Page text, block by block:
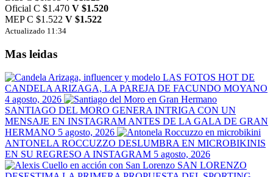
Oficial C $1.470 V $1.520
MEP C $1.522 V $1.522
Actualizado 11:34
Mas leidas
LAS FOTOS HOT DE
CANDELA ARIZAGA, LA PAREJA DE FACUNDO MOYANO
4 agosto, 2026
SANTIAGO DEL MORO GENERA INTRIGA CON UN
MENSAJE EN INSTAGRAM ANTES DE LA GALA DE GRAN
HERMANO 5 agosto, 2026
ANTONELA ROCCUZZO DESLUMBRA EN MICROBIKINIS
EN SU REGRESO A INSTAGRAM 5 agosto, 2026
SAN LORENZO